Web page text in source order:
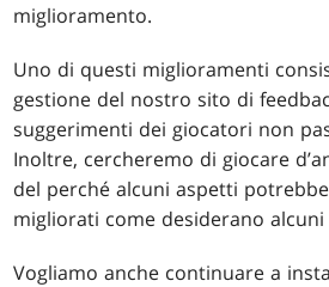
miglioramento.
Uno di questi miglioramenti
gestione del nostro sito di
suggerimenti dei giocatori non
Inoltre, cercheremo di giocare
del perché alcuni aspetti
migliorati come desiderano
Vogliamo anche continuare a